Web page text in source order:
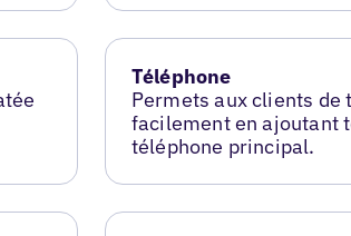
Téléphone
Permets aux clients de
facilement en ajoutant
téléphone principal.